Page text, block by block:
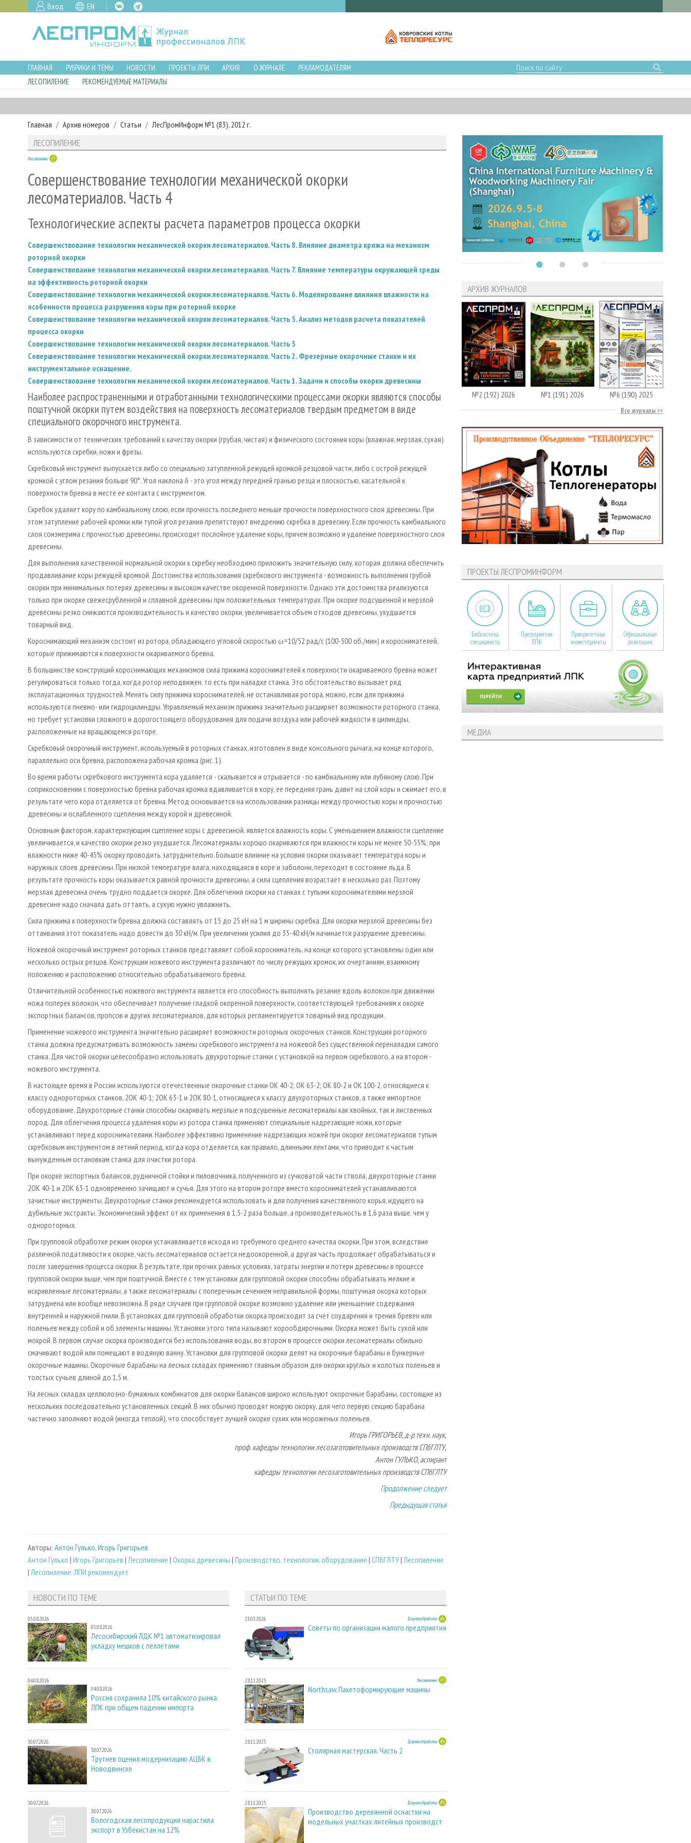
Вход EN
ГЛАВНАЯ РУБРИКИ И ТЕМЫ НОВОСТИ ПРОЕКТЫ ЛПИ АРХИВ О ЖУРНАЛЕ
РЕКЛАМОДАТЕЛЯМ
ЛЕСОПИЛЕНИЕ
РЕКОМЕНДУЕМЫЕ МАТЕРИАЛЫ
Главная Архив номеров Статьи ЛесПромИнформ №1 (83), 2012 г.
ЛЕСОПИЛЕНИЕ
Лесопиление
Совершенствование технологии механической окорки
лесоматериалов. Часть 4
Технологические аспекты расчета параметров процесса окорки
Совершенствование технологии механической окорки лесоматериалов. Часть 8. Влияние диаметра кряжа на механизм
роторной окорки
Совершенствование технологии механической окорки лесоматериалов. Часть 7. Влияние температуры окружающей среды
на эффективность роторной окорки
Совершенствование технологии механической окорки лесоматериалов. Часть 6. Моделирование влияния влажности на
особенности процесса разрушения коры при роторной окорке
Совершенствование технологии механической окорки лесоматериалов. Часть 5. Анализ методов расчета показателей
процесса окорки
Совершенствование технологии механической окорки лесоматериалов. Часть 3
Совершенствование технологии механической окорки лесоматериалов. Часть 2. Фрезерные окорочные станки и их
инструментальное оснащение.
Совершенствование технологии механической окорки лесоматериалов. Часть 1. Задачи и способы окорки древесины
Наиболее распространенными и отработанными технологическими процессами окорки являются способы
поштучной окорки путем воздействия на поверхность лесоматериалов твердым предметом в виде
специального окорочного инструмента.
В зависимости от технических требований к качеству окорки (грубая, чистая) и физического состояния коры (влажная, мерзлая, сухая)
используются скребки, ножи и фрезы.
Скребковый инструмент выпускается либо со специально затупленной режущей кромкой резцовой части, либо с острой режущей
кромкой с углом резания больше 90°. Угол наклона δ - это угол между передней гранью резца и плоскостью, касательной к
поверхности бревна в месте ее контакта с инструментом.
Скребок удаляет кору по камбиальному слою, если прочность последнего меньше прочности поверхностного слоя древесины. При
этом затупление рабочей кромки или тупой угол резания препятствуют внедрению скребка в древесину. Если прочность камбиального
слоя соизмерима с прочностью древесины, происходит послойное удаление коры, причем возможно и удаление поверхностного слоя
древесины.
Для выполнения качественной нормальной окорки к скребку необходимо приложить значительную силу, которая должна обеспечить
продавливание коры режущей кромкой. Достоинства использования скребкового инструмента - возможность выполнения грубой
окорки при минимальных потерях древесины и высоком качестве окоренной поверхности. Однако эти достоинства реализуются
только при окорке свежесрубленной и сплавной древесины при положительных температурах. При окорке подсушенной и мерзлой
древесины резко снижаются производительность и качество окорки, увеличивается объем отходов древесины, ухудшается
товарный вид.
Короснимающий механизм состоит из ротора, обладающего угловой скоростью ω=10/52 рад/с (100-500 об./мин) и короснимателей,
которые прижимаются к поверхности окариваемого бревна.
В большинстве конструкций короснимающих механизмов сила прижима короснимателей к поверхности окариваемого бревна может
регулироваться только тогда, когда ротор неподвижен, то есть при наладке станка. Это обстоятельство вызывает ряд
эксплуатационных трудностей. Менять силу прижима короснимателей, не останавливая ротора, можно, если для прижима
используются пневмо­- или гидроцилиндры. Управляемый механизм прижима значительно расширяет возможности роторного станка,
но требует установки сложного и дорогостоящего оборудования для подачи воздуха или рабочей жидкости в цилиндры,
расположенные на вращающемся роторе.
Скребковый окорочный инструмент, используемый в роторных станках, изготовлен в виде консольного рычага, на конце которого,
параллельно оси бревна, расположена рабочая кромка (рис. 1).
Во время работы скребкового инструмента кора удаляется - скалывается и отрывается - по камбиальному или лубяному слою. При
соприкосновении с поверхностью бревна рабочая кромка вдавливается в кору, ее передняя грань давит на слой коры и сжимает его, в
результате чего кора отделяется от бревна. Метод основывается на использовании разницы между прочностью коры и прочностью
древесины и ослабленного сцепления между корой и древесиной.
Основным фактором, характеризующим сцепление коры с древесиной, является влажность коры. С уменьшением влажности сцепление
увеличивается, и качество окорки резко ухудшается. Лесоматериалы хорошо окариваются при влажности коры не менее 50-55%; при
влажности ниже 40-45% окорку проводить затруднительно. Большое влияние на условия окорки оказывает температура коры и
наружных слоев древесины. При низкой температуре влага, находящаяся в коре и заболони, переходит в состояние льда. В
результате прочность коры оказывается равной прочности древесины, а сила сцепления возрастает в несколько раз. Поэтому
мерзлая древесина очень трудно поддается окорке. Для облегчения окорки на станках с тупыми короснимателями мерзлой
древесине надо сначала дать оттаять, а сухую нужно увлажнить.
Сила прижима к поверхности бревна должна составлять от 15 до 25 кН на 1 м ширины скребка. Для окорки мерзлой древесины без
оттаивания этот показатель надо довести до 30 кН/м. При увеличении усилия до 35-40 кН/м начинается разрушение древесины.
Ножевой окорочный инструмент роторных станков представляет собой коросниматель, на конце которого установлены один или
несколько острых резцов. Конструкции ножевого инструмента различают по числу режущих кромок, их очертаниям, взаимному
положению и расположению относительно обрабатываемого бревна.
Отличительной особенностью ножевого инструмента является его способность выполнять резание вдоль волокон при движении
ножа поперек волокон, что обеспечивает получение гладкой окоренной поверхности, соответствующей требованиям к окорке
экспортных балансов, пропсов и других лесоматериалов, для которых регламентируется товарный вид продукции.
Применение ножевого инструмента значительно расширяет возможности роторных окорочных станков. Конструкция роторного
станка должна предусматривать возможность замены скребкового инструмента на ножевой без существенной переналадки самого
станка. Для чистой окорки целесообразно использовать двухроторные станки с установкой на первом скребкового, а на втором -
ножевого инструмента.
В настоящее время в России используются отечественные окорочные станки ОК 40-­2; ОК 63­-2; ОК 80­-2 и ОК 100-­2, относящиеся к
классу однороторных станков, 2ОК 40­-1; 2ОК 63­-1 и 2ОК 80­-1, относящиеся к классу двухроторных станков, а также импортное
оборудование. Двухроторные станки способны окаривать мерзлые и подсушенные лесоматериалы как хвойных, так и лиственных
пород. Для облегчения процесса удаления коры из ротора станка применяют специальные надрезающие ножи, которые
устанавливают перед короснимателями. Наиболее эффективно применение надрезающих ножей при окорке лесоматериалов тупым
скребковым инструментом в летний период, когда кора отделяется, как правило, длинными лентами, что приводит к частым
вынужденным остановкам станка для очистки ротора.
При окорке экспортных балансов, рудничной стойки и пиловочника, полученного из сучковатой части ствола, двухроторные станки
2ОК 40-­1 и 2ОК 63­-1 одновременно зачищают и сучья. Для этого на втором роторе вместо короснимателей устанавливаются
зачистные инструменты. Двухроторные станки рекомендуется использовать и для получения качественного корья, идущего на
дубильные экстракты. Экономический эффект от их применения в 1,5-2 раза больше, а производительность в 1,6 раза выше, чем у
однороторных.
При групповой обработке режим окорки устанавливается исходя из требуемого среднего качества окорки. При этом, вследствие
различной податливости к окорке, часть лесоматериалов остается недоокоренной, а другая часть продолжает обрабатываться и
после завершения процесса окорки. В результате, при прочих равных условиях, затраты энергии и потери древесины в процессе
групповой окорки выше, чем при поштучной. Вместе с тем установки для групповой окорки способны обрабатывать мелкие и
искривленные лесоматериалы, а также лесоматериалы с поперечным сечением неправильной формы, поштучная окорка которых
затруднена или вообще невозможна. В ряде случаев при групповой окорке возможно удаление или уменьшение содержания
внутренней и наружной гнили. В установках для групповой обработки окорка происходит за счет соударения и трения бревен или
поленьев между собой и об элементы машины. Установки этого типа называют корообдирочными. Окорка может быть сухой или
мокрой. В первом случае окорка производится без использования воды, во втором в процессе окорки лесоматериалы обильно
смачивают водой или помещают в водяную ванну. Установки для групповой окорки делят на окорочные барабаны и бункерные
окорочные машины. Окорочные барабаны на лесных складах применяют главным образом для окорки круглых и колотых поленьев и
толстых сучьев длиной до 1,5 м.
На лесных складах целлюлозно-­бумажных комбинатов для окорки балансов широко используют окорочные барабаны, состоящие из
нескольких последовательно установленных секций. В них обычно проводят мокрую окорку, для чего первую секцию барабана
частично заполняют водой (иногда теплой), что способствует лучшей окорке сухих или мороженых поленьев.
Игорь ГРИГОРЬЕВ, д-р техн. наук,
проф. кафедры технологии лесозаготовительных производств СПбГЛТУ,
Антон ГУЛЬКО, аспирант
кафедры технологии лесозаготовительных производств СПбГЛТУ
Продолжение следует
Предыдущая статья
Авторы: Антон Гулько,Игорь Григорьев
Антон Гулько | Игорь Григорьев | Лесопиление | Окорка древесины | Производство, технологии, оборудование | СПбГЛТУ| Лесопиление
| Лесопиление: ЛПИ рекомендует
НОВОСТИ ПО ТЕМЕ
05.08.2026
05.08.2026
Лесосибирский ЛДК №1 автоматизировал
укладку мешков с пеллетами
04.08.2026
04.08.2026
Россия сохранила 10% китайского рынка
ЛПК при общем падении импорта
30.07.2026
30.07.2026
Трутнев оценил модернизацию АЦБК в
Новодвинске
30.07.2026
30.07.2026
Вологодская лесопродукция нарастила
экспорт в Узбекистан на 12%
СТАТЬИ ПО ТЕМЕ
23.03.2026 Деревообработка
Советы по организации малого предприятия
28.11.2025 Лесопиление
Northsaw. Пакетоформирующие машины
28.11.2025 Деревообработка
Столярная мастерская. Часть 2
28.11.2025 Деревообработка
Производство деревянной оснастки на
модельных участках литейных производст
АРХИВ ЖУРНАЛОВ
№2 (192) 2026 №1 (191) 2026 №6 (190) 2025
Все журналы
ПРОЕКТЫ ЛЕСПРОМИНФОРМ
Библиотека
специалиста
Предприятия
ЛПК
Приоритетные
инвестпроекты
Официальные
делегации
МЕДИА